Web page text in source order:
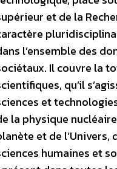
et de la
l’ensemble des
Il couvre la
qu’il
et
la physique
et de l’Univers,
humaines et